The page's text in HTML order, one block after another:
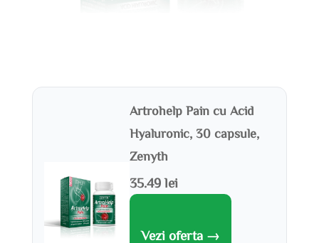
Artrohelp Pain cu Acid
Hyaluronic, 30 capsule,
Zenyth
35.49 lei
Vezi oferta →